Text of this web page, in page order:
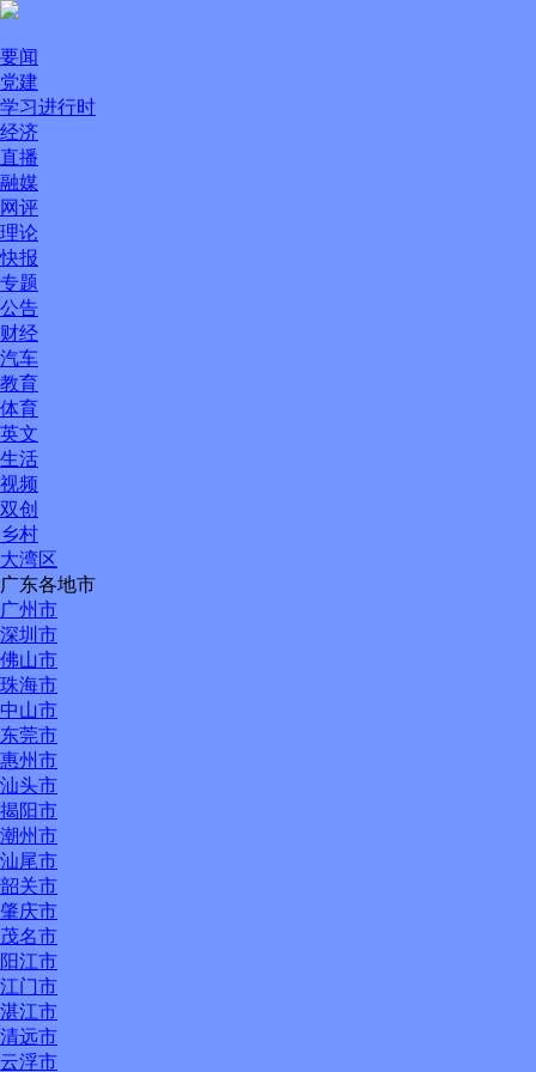
要闻
党建
学习进行时
经济
直播
融媒
网评
理论
快报
专题
公告
财经
汽车
教育
体育
英文
生活
视频
双创
乡村
大湾区
广东各地市
广州市
深圳市
佛山市
珠海市
中山市
东莞市
惠州市
汕头市
揭阳市
潮州市
汕尾市
韶关市
肇庆市
茂名市
阳江市
江门市
湛江市
清远市
云浮市